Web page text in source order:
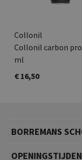
Collonil
Collonil carbon pro
ml
€ 16,50
BORREMANS
OPENINGSTIJDEN